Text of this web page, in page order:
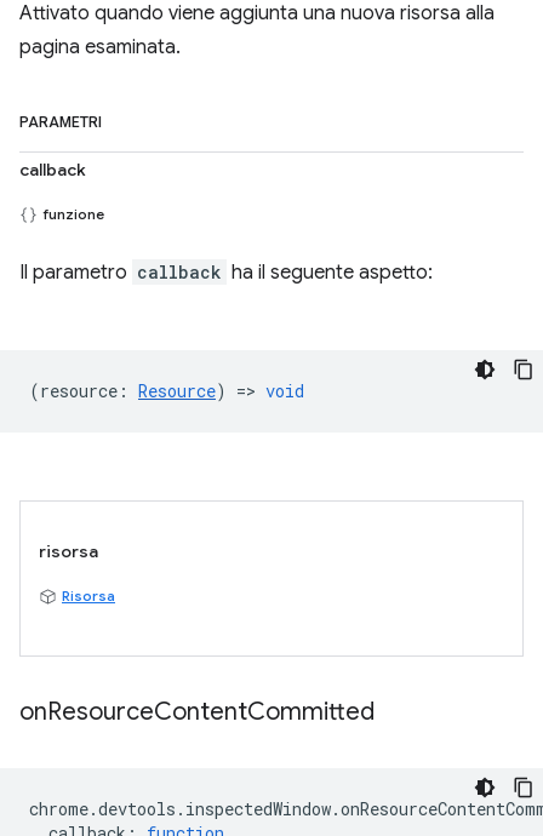
Attivato quando viene aggiunta una nuova risorsa alla
pagina esaminata.
PARAMETRI
callback
funzione
Il parametro callback ha il seguente aspetto:
(resource : Resource) => void
risorsa
Risorsa
onResourceContentCommitted
chrome.devtools . inspectedWindow.